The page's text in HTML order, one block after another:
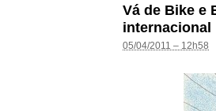
Vá de Bike e
internacional
05/04/2011 – 12h58